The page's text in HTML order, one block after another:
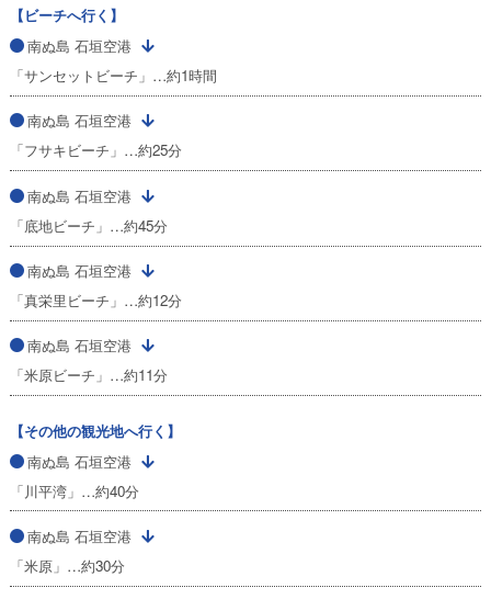
【ビーチへ行く】
南ぬ島 石垣空港
「サンセットビーチ」…約1時間
南ぬ島 石垣空港
「フサキビーチ」…約25分
南ぬ島 石垣空港
「底地ビーチ」…約45分
南ぬ島 石垣空港
「真栄里ビーチ」…約12分
南ぬ島 石垣空港
「米原ビーチ」…約11分
【その他の観光地へ行く】
南ぬ島 石垣空港
「川平湾」…約40分
南ぬ島 石垣空港
「米原」…約30分